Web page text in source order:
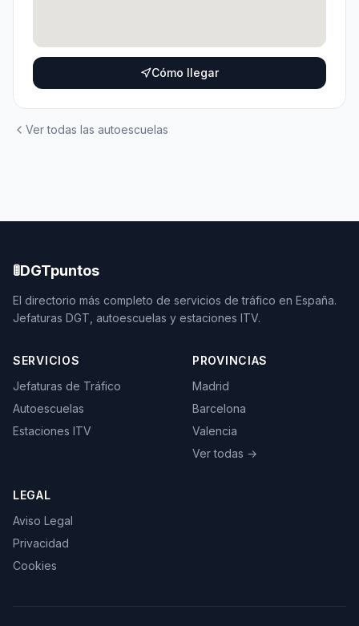
Cómo llegar
Ver todas las autoescuelas
🚦DGTpuntos
El directorio más completo de servicios de tráfico en España.
Jefaturas DGT, autoescuelas y estaciones ITV.
SERVICIOS
Jefaturas de Tráfico
Autoescuelas
Estaciones ITV
PROVINCIAS
Madrid
Barcelona
Valencia
Ver todas →
LEGAL
Aviso Legal
Privacidad
Cookies